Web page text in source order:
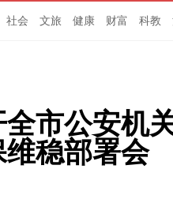
社会 文旅 健康 财富 科教
市公安机
稳部署会